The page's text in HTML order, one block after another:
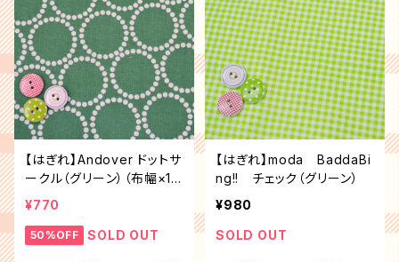
【はぎれ】Andover ドットサ
ークル（グリーン）（布幅×10
0㎝）
¥770
50%OFF SOLD OUT
【はぎれ】moda BaddaBi
ng!! チェック（グリーン）
¥980
SOLD OUT